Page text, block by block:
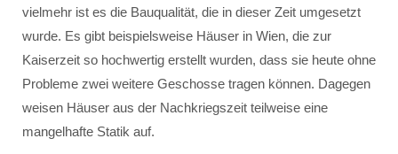
vielmehr ist es die Bauqualität, die in dieser Zeit umgesetzt
wurde. Es gibt beispielsweise Häuser in Wien, die zur
Kaiserzeit so hochwertig erstellt wurden, dass sie heute ohne
Probleme zwei weitere Geschosse tragen können. Dagegen
weisen Häuser aus der Nachkriegszeit teilweise eine
mangelhafte Statik auf.